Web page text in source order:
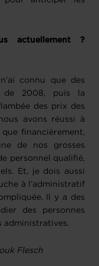
actuellement ?
connu que des
de 2008, puis la
des prix des
avons réussi à
financièrement,
de nos grosses
personnel qualifié,
Et, je dois aussi
à l’administratif
Il y a des
des personnes
administratives.
Flesch